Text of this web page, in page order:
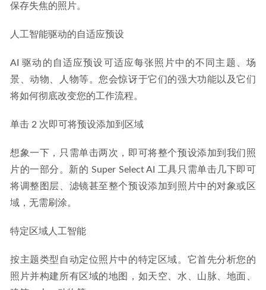
保存失焦的照片。
人工智能驱动的自适应预设
AI 驱动的自适应预设可适应每张照片中的不同主题、场
景、动物、人物等。您会惊讶于它们的强大功能以及它们
将如何彻底改变您的工作流程。
单击 2 次即可将预设添加到区域
想象一下，只需单击两次，即可将整个预设添加到我们照
片的一部分。新的 Super Select AI 工具只需单击几下即可
将调整图层、滤镜甚至整个预设添加到照片中的对象或区
域，无需刷涂。
特定区域人工智能
按主题类型自动定位照片中的特定区域。它首先分析您的
照片并构建所有区域的地图，如天空、水、山脉、地面、